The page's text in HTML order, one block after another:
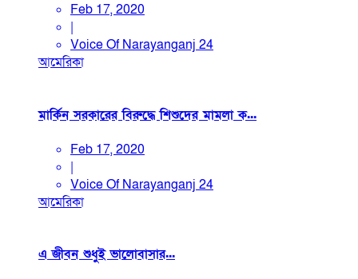
Feb 17, 2020
|
Voice Of Narayanganj 24
আমেরিকা
মার্কিন সরকারের বিরুদ্ধে শিশুদের মামলা ক...
Feb 17, 2020
|
Voice Of Narayanganj 24
আমেরিকা
এ জীবন শুধুই ভালোবাসার...